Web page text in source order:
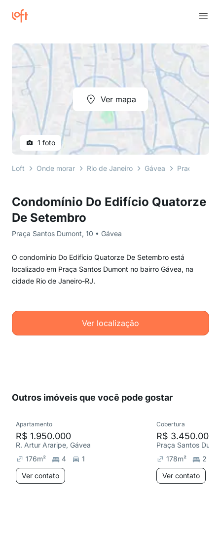
Condomínio Do Edifício Quatorze
De Setembro
Praça Santos Dumont, 10 • Gávea
O condomínio Do Edifício Quatorze De Setembro está
localizado em Praça Santos Dumont no bairro Gávea, na
cidade Rio de Janeiro-RJ.
Ver localização
Ver mapa
1 foto
Loft Onde morar Rio de Janeiro Gávea Praça
Outros imóveis que você pode gostar
Apartamento
R$ 1.950.000
R. Artur Araripe, Gávea
176m² 4
1
Ver contato
Cobertura
R$ 3.450.000
Praça Santos
178m²
2
Ver contato